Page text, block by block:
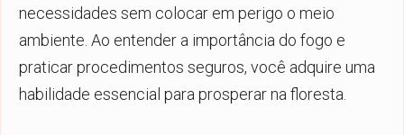
necessidades sem colocar em perigo o meio
ambiente. Ao entender a importância do fogo e
praticar procedimentos seguros, você adquire uma
habilidade essencial para prosperar na floresta.